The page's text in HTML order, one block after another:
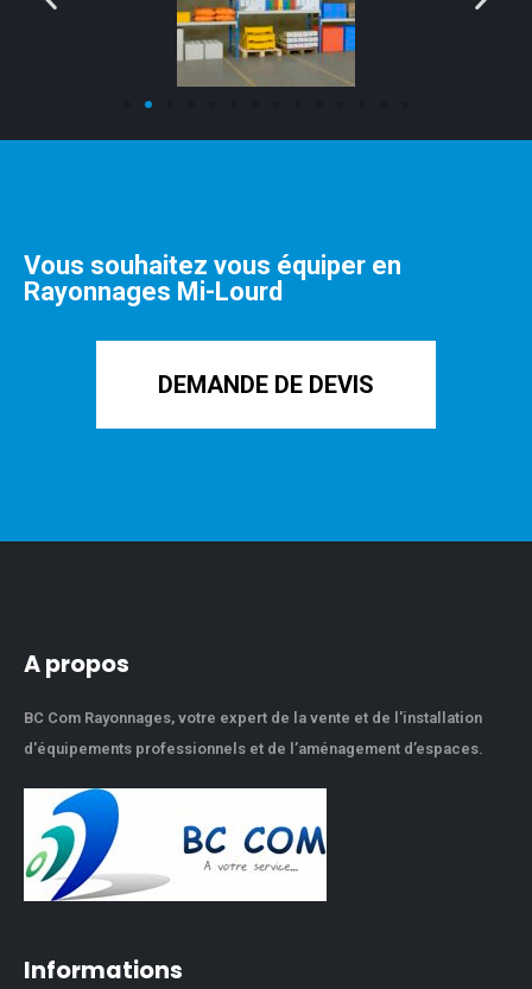
Vous souhaitez vous équiper en
Rayonnages Mi-Lourd
DEMANDE DE DEVIS
A propos
BC Com Rayonnages, votre expert de la vente et de l'installation
d'équipements professionnels et de l’aménagement d’espaces.
Informations